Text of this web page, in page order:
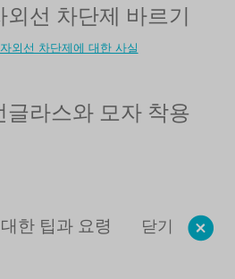
외선 차단제 바르기
자외선 차단제에 대한 사실
글라스와 모자 착용
닫기
한 팁과 요령